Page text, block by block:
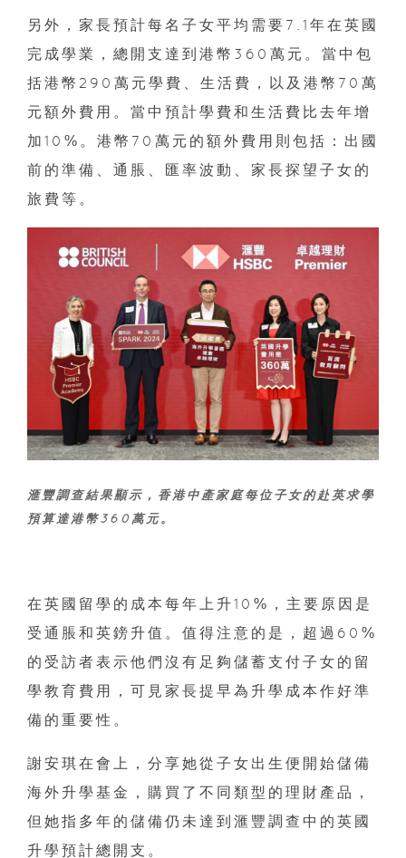
另外，家長預計每名子女平均需要7.1年在英國
完成學業，總開支達到港幣360萬元。當中包
括港幣290萬元學費、生活費，以及港幣70萬
元額外費用。當中預計學費和生活費比去年增
加10%。港幣70萬元的額外費用則包括：出國
前的準備、通脹、匯率波動、家長探望子女的
旅費等。
滙豐調查結果顯示，香港中產家庭每位子女的赴英求學
預算達港幣360萬元。
在英國留學的成本每年上升10%，主要原因是
受通脹和英鎊升值。值得注意的是，超過60%
的受訪者表示他們沒有足夠儲蓄支付子女的留
學教育費用，可見家長提早為升學成本作好準
備的重要性。
謝安琪在會上，分享她從子女出生便開始儲備
海外升學基金，購買了不同類型的理財產品，
但她指多年的儲備仍未達到滙豐調查中的英國
升學預計總開支。